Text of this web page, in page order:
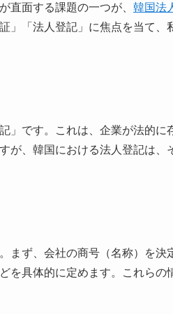
面する課題の一つが、 韓国法
「法人登記」に焦点を当て
です。これは、企業が法的
、韓国における法人登記は、
ず、会社の商号（名称）を決
具体的に定めます。これらの